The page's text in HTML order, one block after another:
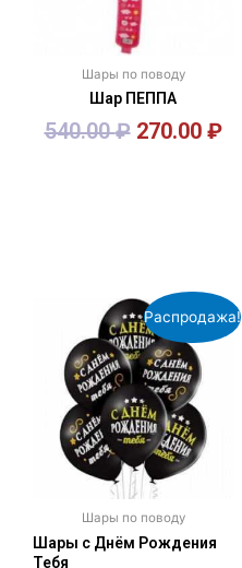
Шары по поводу
Шар ПЕППА
540.00₽ 270.00 ₽
Распродажа!
Шары по поводу
Шары с Днём Рождения
Тебя